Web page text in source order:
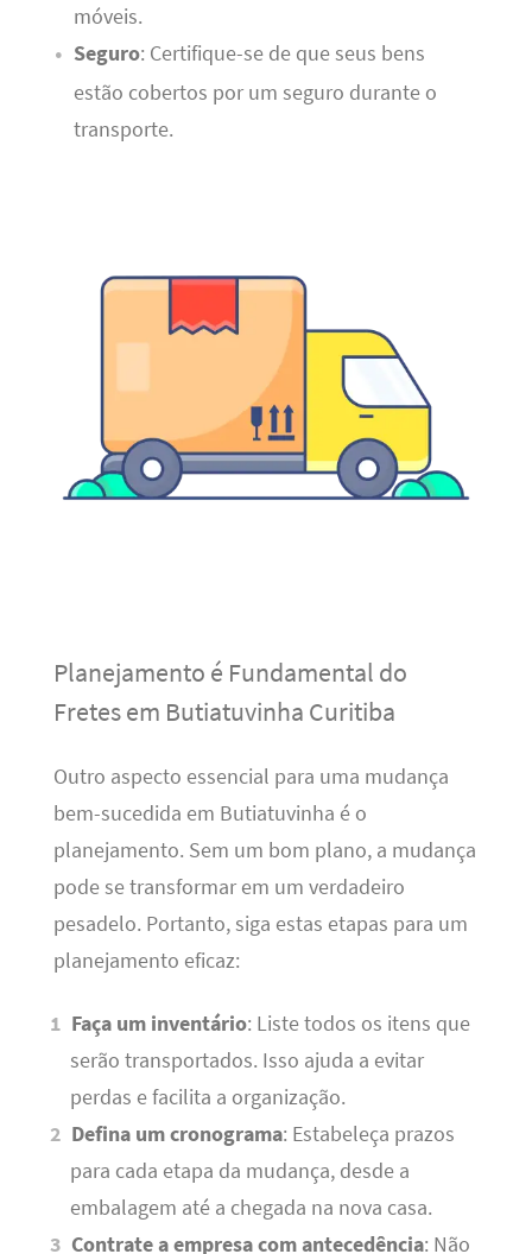
móveis.
Seguro: Certifique-se de que seus bens
estão cobertos por um seguro durante o
transporte.
Planejamento é Fundamental do
Fretes em Butiatuvinha Curitiba
Outro aspecto essencial para uma mudança
bem-sucedida em Butiatuvinha é o
planejamento. Sem um bom plano, a mudança
pode se transformar em um verdadeiro
pesadelo. Portanto, siga estas etapas para um
planejamento eficaz:
Faça um inventário: Liste todos os itens que
serão transportados. Isso ajuda a evitar
perdas e facilita a organização.
Defina um cronograma: Estabeleça prazos
para cada etapa da mudança, desde a
embalagem até a chegada na nova casa.
Contrate a empresa com antecedência: Não